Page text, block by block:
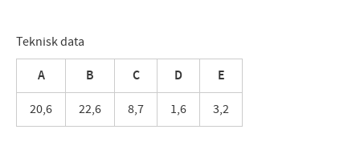
Teknisk data
A B C D E
20,6 22,6 8,7 1,6 3,2